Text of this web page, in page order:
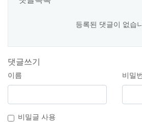
등록된 댓글이 없습
댓글쓰기
이름 비밀
비밀글 사용